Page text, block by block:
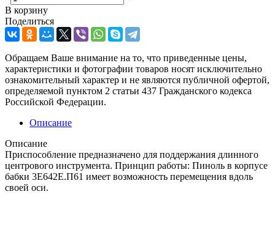
В корзину
Поделиться
Обращаем Ваше внимание на то, что приведенные цены,
характеристики и фотографии товаров носят исключительно
ознакомительный характер и не являются публичной офертой,
определяемой пунктом 2 статьи 437 Гражданского кодекса
Российской Федерации.
Описание
Описание
Приспособление предназначено для поддержания длинного
центрового инструмента. Принцип работы: Пиноль в корпусе
бабки 3Е642Е.П61 имеет возможность перемещения вдоль
своей оси.